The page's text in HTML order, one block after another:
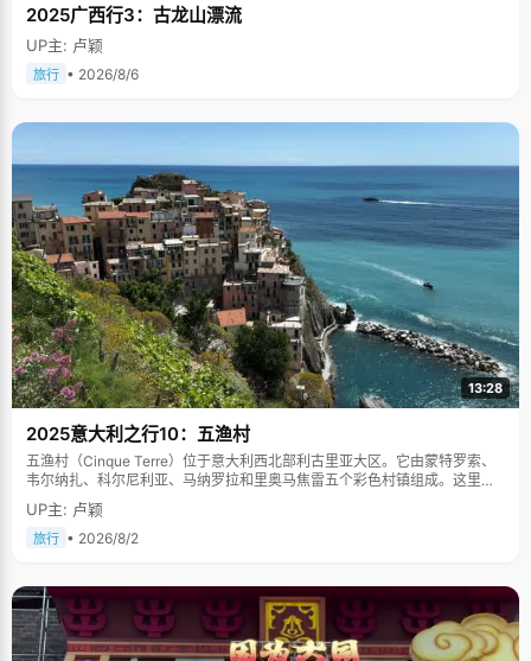
冬天天亮得比较晚，教室还没开门，她就跑到路灯下看书，来回巡视的
保安都已经熟悉了她的背影并记住了这个刻苦的小女孩，天黑的时候多
在她附近巡视保护。 陈俊任做什么事情都很快，走路快，做题快，吃饭
快。 为节省时间，陈俊任把一切的走都变成了跑，上课的路上，吃饭的
少有同学能跟上我的节奏。" 高一的时候，陈俊任的用功曾在同学间引
起不小的反响，一些不好的言论四起，或许是嫉妒，或许是蜚语，但陈
俊任毫不理会，她有自己学习的轨迹和习惯，也习惯了一个人享受学习
的乐趣，"我觉得学海无涯苦作舟是不对的，应该是学海无涯乐作舟"，
陈俊任说，"对我来说，学习就是兴趣，每攻克一道题我都挺有成就感
的。" 跑步能手 陈俊任擅于跑步，三岁起，她就跟着爸爸一起晨跑，跑
完步，爸爸会给她讲个小故事。跑步让陈俊任拿了不少奖，"200米、
800米、接力赛我都参见，基本都能拿奖，初中运动会回回都是第一
名，高中就输过一次，拿了第二"，陈俊任说，"高中的时候，我每天晚
上都要跑上1600米，除了锻炼身体，这也是一种派遣压力的方法。每
次跑得特别累，大汗淋漓，心情会慢慢的平静放松下来，所有的压力和
烦恼都没有了，再去学习就感觉效率特别高"。 听说，自从陈俊任当了
状元后，现在高中里几乎所有人都在"跑"，效仿她当初的样子。分开来
二个陈俊任的原因。
2025广西行3：古龙山漂流
UP主: 卢颖
旅行 • 2026/8/6
13:28
2025意大利之行10：五渔村
五渔村（Cinque Terre）位于意大利西北部利古里亚大区。它由蒙特罗索、
韦尔纳扎、科尔尼利亚、马纳罗拉和里奥马焦雷五个彩色村镇组成。这里依
山傍海，房屋色彩斑斓，1997年被列为世界文化遗产。
UP主: 卢颖
旅行 • 2026/8/2